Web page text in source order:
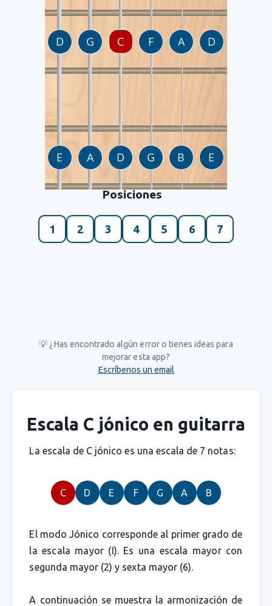
Posiciones
1 2 3 4 5 6 7
💡 ¿Has encontrado algún error o tienes ideas para
mejorar esta app?
Escríbenos un email
Escala C jónico en guitarra
La escala de C jónico es una escala de 7 notas:
C D E F G A B
El modo Jónico corresponde al primer grado de
la escala mayor (I). Es una escala mayor con
segunda mayor (2) y sexta mayor (6).
A continuación se muestra la armonización de